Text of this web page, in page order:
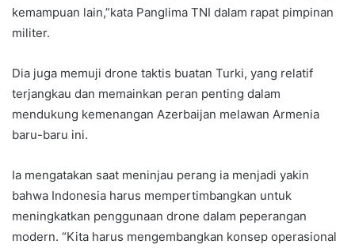
kemampuan lain,”kata Panglima TNI dalam rapat pimpinan
militer.
Dia juga memuji drone taktis buatan Turki, yang relatif
terjangkau dan memainkan peran penting dalam
mendukung kemenangan Azerbaijan melawan Armenia
baru-baru ini.
Ia mengatakan saat meninjau perang ia menjadi yakin
bahwa Indonesia harus mempertimbangkan untuk
meningkatkan penggunaan drone dalam peperangan
modern. “Kita harus mengembangkan konsep operasional